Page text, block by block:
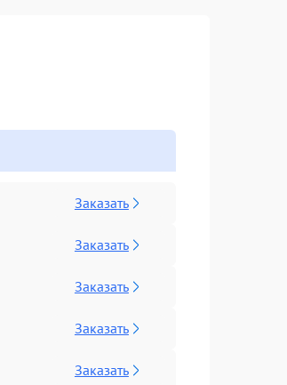
Заказать
Заказать
Заказать
Заказать
Заказать